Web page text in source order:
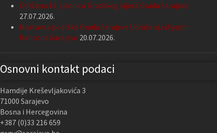
Održana 13. sjednica Gradskog vijeća Grada Sarajeva
27.07.2026.
Nastavak podrške Grada Sarajeva Udruženju slijepih
Kantona Sarajevo 20.07.2026.
Osnovni kontakt podaci
Hamdije Kreševljakovića 3
71000 Sarajevo
Bosna i Hercegovina
+387 (0)33 216 659